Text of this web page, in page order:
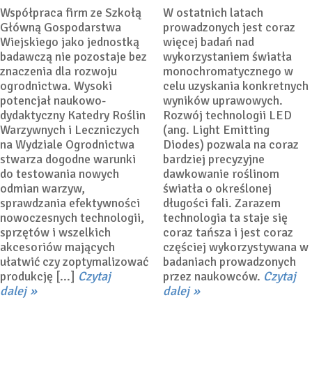
Współpraca firm ze Szkołą
Główną Gospodarstwa
Wiejskiego jako jednostką
badawczą nie pozostaje bez
znaczenia dla rozwoju
ogrodnictwa. Wysoki
potencjał naukowo-
dydaktyczny Katedry Roślin
Warzywnych i Leczniczych
na Wydziale Ogrodnictwa
stwarza dogodne warunki
do testowania nowych
odmian warzyw,
sprawdzania efektywności
nowoczesnych technologii,
sprzętów i wszelkich
akcesoriów mających
ułatwić czy zoptymalizować
produkcję [...] Czytaj
dalej
W ostatnich latach
prowadzonych jest coraz
więcej badań nad
wykorzystaniem światła
monochromatycznego w
celu uzyskania konkretnych
wyników uprawowych.
Rozwój technologii LED
(ang. Light Emitting
Diodes) pozwala na coraz
bardziej precyzyjne
dawkowanie roślinom
światła o określonej
długości fali. Zarazem
technologia ta staje się
coraz tańsza i jest coraz
częściej wykorzystywana w
badaniach prowadzonych
przez naukowców. Czytaj
dalej